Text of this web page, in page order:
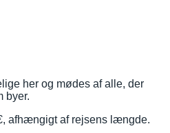
her og mødes af alle, der
byer.
afhængigt af rejsens længde.